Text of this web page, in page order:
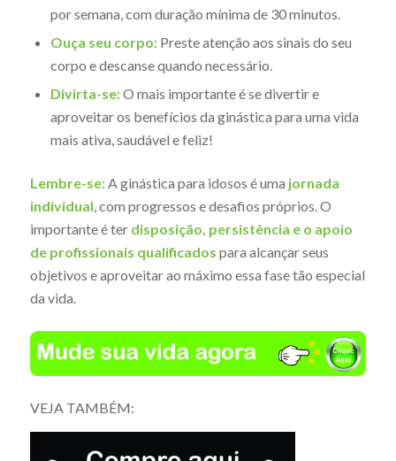
por semana, com duração mínima de 30 minutos.
Ouça seu corpo:Preste atenção aos sinais do seu
corpo e descanse quando necessário.
Divirta-se:O mais importante é se divertir e
aproveitar os benefícios da ginástica para uma vida
mais ativa, saudável e feliz!
Lembre-se:A ginástica para idosos é uma jornada
individual, com progressos e desafios próprios. O
importante é ter disposição, persistência e o apoio
de profissionais qualificados para alcançar seus
objetivos e aproveitar ao máximo essa fase tão especial
da vida.
VEJA TAMBÉM: